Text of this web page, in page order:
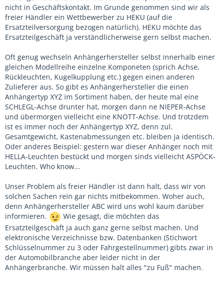
nicht in Geschäftskontakt. Im Grunde genommen sind wir als
freier Händler ein Wettbewerber zu HEKU (auf die
Ersatzteilversorgung bezogen natürlich). HEKU möchte das
Ersatzteilgeschäft ja verständlicherweise gern selbst machen.
Oft genug wechseln Anhängerhersteller selbst innerhalb einer
gleichen Modellreihe einzelne Komponeten (sprich Achse,
Rückleuchten, Kugelkupplung etc.) gegen einen anderen
Zulieferer aus. So gibt es Anhängerhersteller die einen
Anhängertyp XYZ im Sortiment haben, der heute mal eine
SCHLEGL-Achse drunter hat, morgen dann ne NIEPER-Achse
und übermorgen vielleicht eine KNOTT-Achse. Und trotzdem
ist es immer noch der Anhängertyp XYZ, denn zul.
Gesamtgewicht, Kastenabmessungen etc. bleiben ja identisch.
Oder anderes Beispiel: gestern war dieser Anhänger noch mit
HELLA-Leuchten bestückt und morgen sinds vielleicht ASPÖCK-
Leuchten. Who know...
Unser Problem als freier Händler ist dann halt, dass wir von
solchen Sachen rein gar nichts mitbekommen. Woher auch,
denn Anhängerhersteller ABC wird uns wohl kaum darüber
informieren.
Wie gesagt, die möchten das
Ersatzteilgeschäft ja auch ganz gerne selbst machen. Und
elektronische Verzeichnisse bzw. Datenbanken (Stichwort
Schlüsselnummer zu 3 oder Fahrgestellnummer) gibts zwar in
der Automobilbranche aber leider nicht in der
Anhängerbranche. Wir müssen halt alles "zu Fuß" machen.